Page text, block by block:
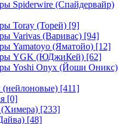
Spiderwire (Спайдервайр)
Toray (Торей) [9]
Varivas (Варивас) [94]
Yamatoyo (Яматойо) [12]
YGK (ЮДжиКей) [62]
Yoshi Onyx (Йоши Оникс)
[411]
[0]
(Химера) [233]
[48]